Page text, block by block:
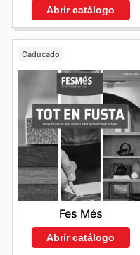
Abrir catálogo
Caducado
Fes Més
Abrir catálogo